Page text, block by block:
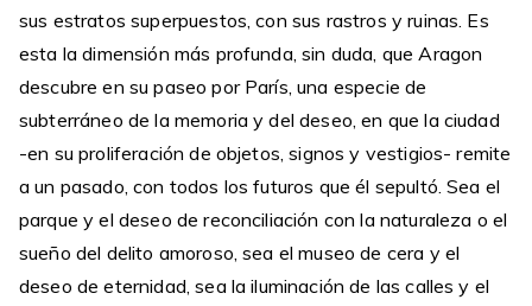
sus estratos superpuestos, con sus rastros y ruinas. Es
esta la dimensión más profunda, sin duda, que Aragon
descubre en su paseo por París, una especie de
subterráneo de la memoria y del deseo, en que la ciudad
-en su proliferación de objetos, signos y vestigios- remite
a un pasado, con todos los futuros que él sepultó. Sea el
parque y el deseo de reconciliación con la naturaleza o el
sueño del delito amoroso, sea el museo de cera y el
deseo de eternidad, sea la iluminación de las calles y el